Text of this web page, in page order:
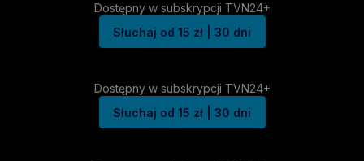
Dostępny w subskrypcji TVN24+
Słuchaj od 15 zł | 30 dni
Dostępny w subskrypcji TVN24+
Słuchaj od 15 zł | 30 dni